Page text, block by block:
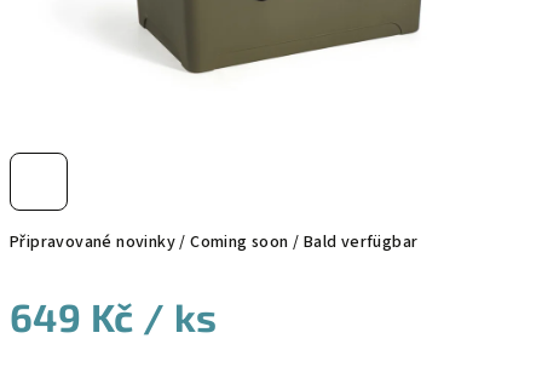
Připravované novinky / Coming soon / Bald verfügbar
649 Kč / ks